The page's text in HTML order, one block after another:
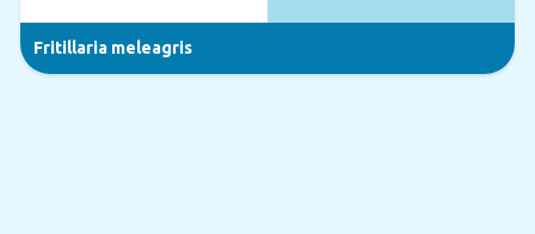
Fritillaria meleagris